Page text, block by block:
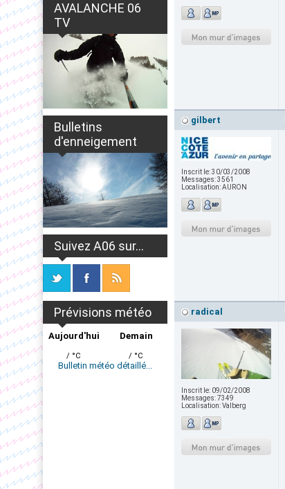
AVALANCHE 06
TV
Bulletins
d'enneigement
Suivez A06 sur...
Prévisions météo
Aujourd'hui
/ °C
Demain
/ °C
Bulletin météo détaillé...
gilbert
Inscrit le:30/03/2008
Messages:3561
Localisation:AURON
radical
Inscrit le: 09/02/2008
Messages:7349
Localisation:Valberg